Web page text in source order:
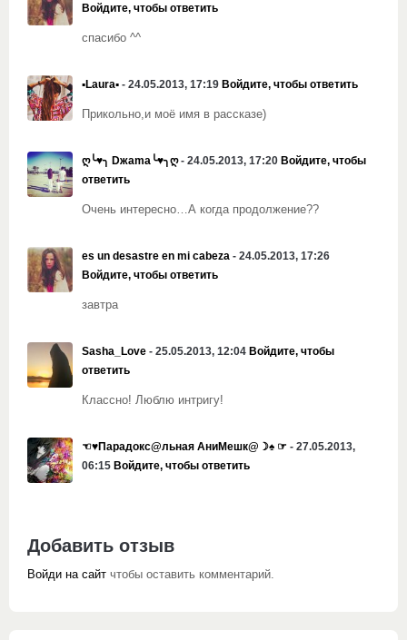
Войдите, чтобы ответить
спасибо ^^
▪Laura▪ - 24.05.2013, 17:19 Войдите, чтобы ответить
Прикольно,и моё имя в рассказе)
ღ╰♥╮ Dжama╰♥╮ღ- 24.05.2013, 17:20 Войдите, чтобы
ответить
Очень интересно…А когда продолжение??
es un desastre en mi cabeza - 24.05.2013, 17:26
Войдите, чтобы ответить
завтра
Sasha_Love - 25.05.2013, 12:04 Войдите, чтобы
ответить
Классно! Люблю интригу!
☜♥Парадокс@льная АниМешк@☽♠ ☞ - 27.05.2013,
06:15 Войдите, чтобы ответить
Добавить отзыв
Войди на сайт чтобы оставить комментарий.